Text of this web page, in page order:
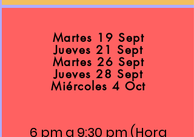
Martes 19 Sept
Jueves 21 Sept
Martes 26 Sept
Jueves 28 Sept
Miércoles 4 Oct
6 pm a 9:30 pm (Hora